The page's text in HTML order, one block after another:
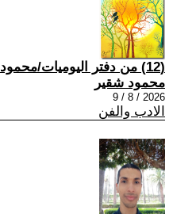
(12) من دفتر اليوميات/محمود شقير71
محمود شقير
2026 / 8 / 9
الادب والفن